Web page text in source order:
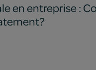
en entreprise :